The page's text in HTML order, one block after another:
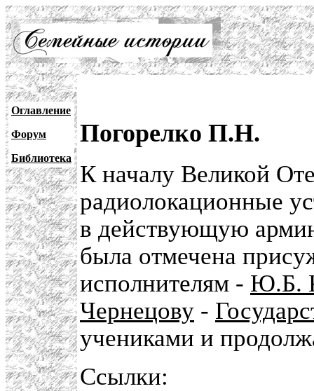
Оглавление
Форум
Библиотека
Погорелко П.Н.
К началу Великой
радиолокационные
в действующую
была отмечена
исполнителям - Ю.Б.
Чернецову -
учениками и
Ссылки: